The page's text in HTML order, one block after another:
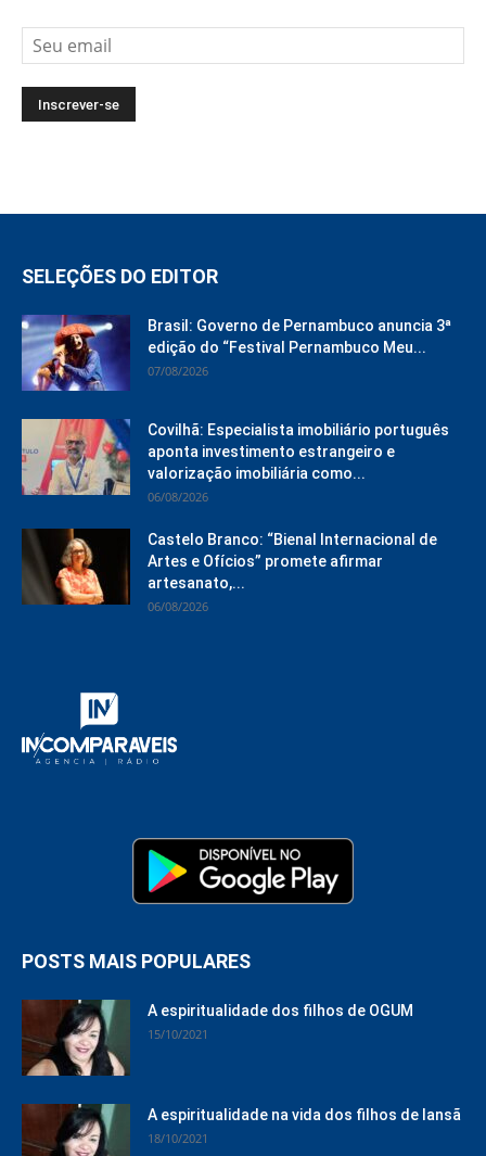
SELEÇÕES DO EDITOR
Brasil: Governo de Pernambuco anuncia 3ª
edição do “Festival Pernambuco Meu...
07/08/2026
Covilhã: Especialista imobiliário português
aponta investimento estrangeiro e
valorização imobiliária como...
06/08/2026
Castelo Branco: “Bienal Internacional de
Artes e Ofícios” promete afirmar
artesanato,...
06/08/2026
POSTS MAIS POPULARES
A espiritualidade dos filhos de OGUM
15/10/2021
A espiritualidade na vida dos filhos de Iansã
18/10/2021